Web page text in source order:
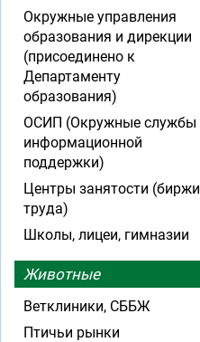
Окружные управления
образования и дирекции
(присоединено к
Департаменту
образования)
ОСИП (Окружные службы
информационной
поддержки)
Центры занятости (биржи
труда)
Школы, лицеи, гимназии
Животные
Ветклиники, СББЖ
Птичьи рынки